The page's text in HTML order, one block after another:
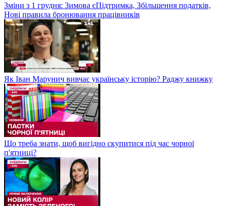
Зміни з 1 грудня: Зимова єПідтримка, Збільшення податків,
Нові правила бронювання працівників
Як Іван Марунич вивчає українську історію? Раджу книжку
Що треба знати, щоб вигідно скупитися під час чорної
п'ятниці?